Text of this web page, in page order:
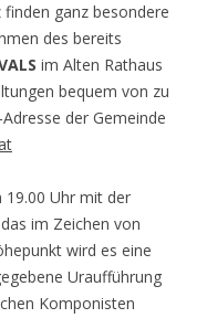
ganz besondere
des bereits
im Alten Rathaus
bequem von zu
der Gemeinde
19.00 Uhr mit der
im Zeichen von
wird es eine
Uraufführung
Komponisten